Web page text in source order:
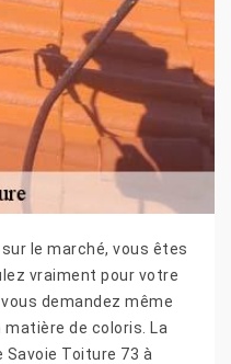
le marché, vous êtes
vraiment pour votre
demandez même
de coloris. La
Toiture 73 à